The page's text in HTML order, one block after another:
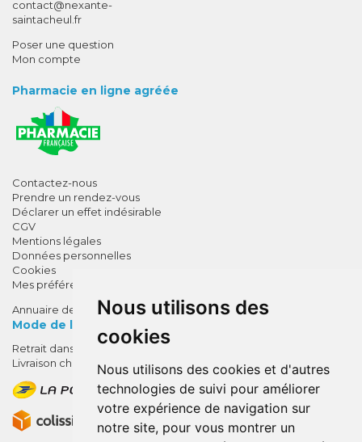
Nous utilisons des
cookies
Nous utilisons des cookies et d'autres
technologies de suivi pour améliorer
votre expérience de navigation sur
notre site, pour vous montrer un
contact-
@-
nexante-
saintacheul.fr
Poser une question
Mon compte
Pharmacie en ligne agréée
Contactez-nous
Prendre un rendez-vous
Déclarer un effet indésirable
CGV
Mentions légales
Données personnelles
Cookies
Mes préférences Cookies
Annuaire des pharmacies
Mode de livraison
Retrait dans la pharmacie
Livraison chez vous
SUR VOTRE 1ÈRE COMMANDE*
AVEC LE CODE
BIENVENUE10